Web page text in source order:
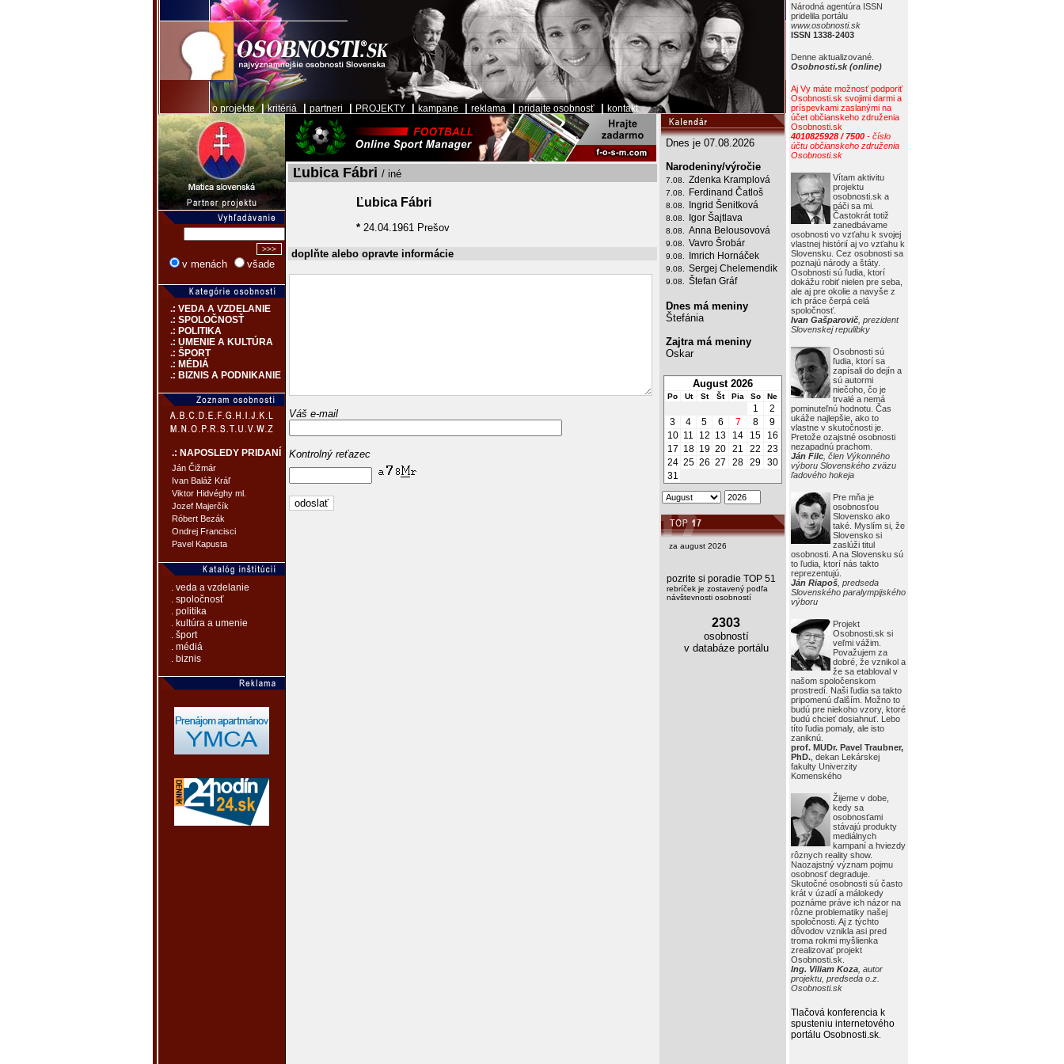
o projekte|kritériá partneri PROJEKTY kampane reklama pridajte osobnosť kontakt
Národná agentúra ISSN
pridelila portálu
www.osobnosti.sk
ISSN 1338-2403
Denne aktualizované.
Osobnosti.sk (online)
Aj Vy máte možnosť podporiť
Osobnosti.sk svojimi darmi a
príspevkami zaslanými na
účet občianskeho združenia
Osobnosti.sk
4010825928 / 7500 - číslo
účtu občianskeho združenia
Osobnosti.sk
Vítam aktivitu
projektu
osobnosti.sk a
páči sa mi.
Častokrát totiž
zanedbávame
osobnosti vo vzťahu k svojej
vlastnej histórií aj vo vzťahu k
Slovensku. Cez osobnosti sa
poznajú národy a štáty.
Osobnosti sú ľudia, ktorí
dokážu robiť nielen pre seba,
ale aj pre okolie a navyše z
ich práce čerpá celá
spoločnosť.
Ivan Gašparovič , prezident
Slovenskej repulibky
Osobnosti sú
ľudia, ktorí sa
zapísali do dejín a
sú autormi
niečoho, čo je
trvalé a nemá
pominuteľnú hodnotu. Čas
ukáže najlepšie, ako to
vlastne v skutočnosti je.
Pretože ozajstné osobnosti
nezapadnú prachom.
Ján Filc , člen Výkonného
výboru Slovenského zväzu
ľadového hokeja
Pre mňa je
osobnosťou
Slovensko ako
také. Myslím si, že
Slovensko si
zaslúži titul
osobnosti. A na Slovensku sú
to ľudia, ktorí nás takto
reprezentujú.
Ján Riapoš , predseda
Slovenského paralympijského
výboru
Projekt
Osobnosti.sk si
veľmi vážim.
Považujem za
dobré, že vznikol a
že sa etabloval v
našom spoločenskom
prostredí. Naši ľudia sa takto
pripomenú ďalším. Možno to
budú pre niekoho vzory, ktoré
budú chcieť dosiahnuť. Lebo
títo ľudia pomaly, ale isto
zaniknú.
prof. MUDr. Pavel Traubner,
PhD. , dekan Lekárskej
fakulty Univerzity
Komenského
Žijeme v dobe,
kedy sa
osobnosťami
stávajú produkty
mediálnych
kampaní a hviezdy
rôznych reality show.
Naozajstný význam pojmu
osobnosť degraduje.
Skutočné osobnosti sú často
krát v úzadí a málokedy
poznáme práve ich názor na
rôzne problematiky našej
spoločnosti. Aj z týchto
dôvodov vznikla asi pred
troma rokmi myšlienka
zrealizovať projekt
Osobnosti.sk.
Ing. Viliam Koza , autor
projektu, predseda o.z.
Osobnosti.sk
Tlačová konferencia k
spusteniu internetového
portálu Osobnosti.sk
v menách všade
.: VEDA A VZDELANIE
.: SPOLOČNOSŤ
.: POLITIKA
.: UMENIE A KULTÚRA
.: ŠPORT
.: MÉDIÁ
.: BIZNIS A PODNIKANIE
.: NAPOSLEDY PRIDANÍ
Ján Čižmár
Ivan Baláž Kráľ
Viktor Hidvéghy ml.
Jozef Majerčík
Róbert Bezák
Ondrej Francisci
Pavel Kapusta
. veda a vzdelanie
. spoločnosť
. politika
. kultúra a umenie
. šport
. médiá
. biznis
Ľubica Fábri / iné
Ľubica Fábri
* 24.04.1961 Prešov
doplňte alebo opravte informácie
Váš e-mail
Kontrolný reťazec
Dnes je 07.08.2026
Narodeniny/výročie
7.08. Zdenka Kramplová
7.08. Ferdinand Čatloš
8.08. Ingrid Šenitková
8.08. Igor Šajtlava
8.08. Anna Belousovová
9.08. Vavro Šrobár
9.08. Imrich Hornáček
9.08. Sergej Chelemendik
9.08. Štefan Gráf
Dnes má meniny
Štefánia
Zajtra má meniny
Oskar
August 2026
Po Ut St Št Pia So Ne
1
2
3
4 5 6 7 8
9
10 11 12 13 14 15
16
17 18 19 20 21 22
23
24 25 26 27 28 29 30
31
za august 2026
pozrite si poradie TOP 51
rebríček je zostavený podľa
návštevnosti osobností
2303
osobností
v databáze portálu